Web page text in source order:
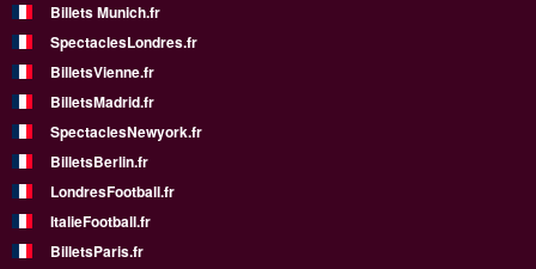
Billets Munich.fr
SpectaclesLondres.fr
BilletsVienne.fr
BilletsMadrid.fr
SpectaclesNewyork.fr
BilletsBerlin.fr
LondresFootball.fr
ItalieFootball.fr
BilletsParis.fr